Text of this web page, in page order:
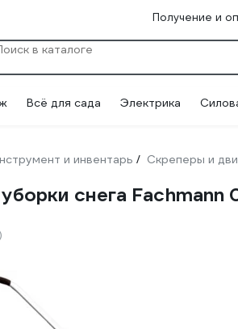
Получение и
Всё для сада Электрика
и инвентарь / Скреперы и
снега Fachmann